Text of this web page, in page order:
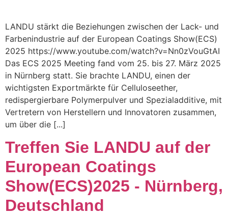
LANDU stärkt die Beziehungen zwischen der Lack- und
Farbenindustrie auf der European Coatings Show(ECS)
2025 https://www.youtube.com/watch?v=Nn0zVouGtAI
Das ECS 2025 Meeting fand vom 25. bis 27. März 2025
in Nürnberg statt. Sie brachte LANDU, einen der
wichtigsten Exportmärkte für Celluloseether,
redispergierbare Polymerpulver und Spezialadditive, mit
Vertretern von Herstellern und Innovatoren zusammen,
um über die [...]
Treffen Sie LANDU auf der
European Coatings
Show(ECS)2025 - Nürnberg,
Deutschland